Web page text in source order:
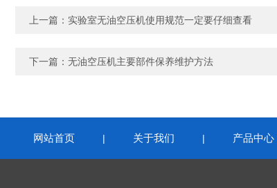
上一篇： 实验室无油空压机使用规范一定要仔细查看
下一篇： 无油空压机主要部件保养维护方法
网站首页 | 关于我们 | 产品中心